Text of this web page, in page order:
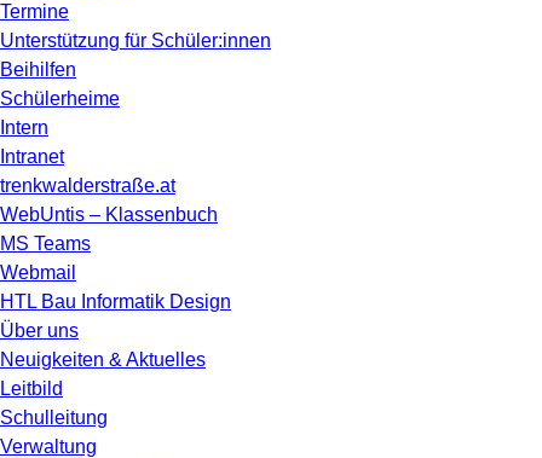
Termine
Unterstützung für Schüler:innen
Beihilfen
Schülerheime
Intern
Intranet
trenkwalderstraße.at
WebUntis – Klassenbuch
MS Teams
Webmail
HTL Bau Informatik Design
Über uns
Neuigkeiten & Aktuelles
Leitbild
Schulleitung
Verwaltung